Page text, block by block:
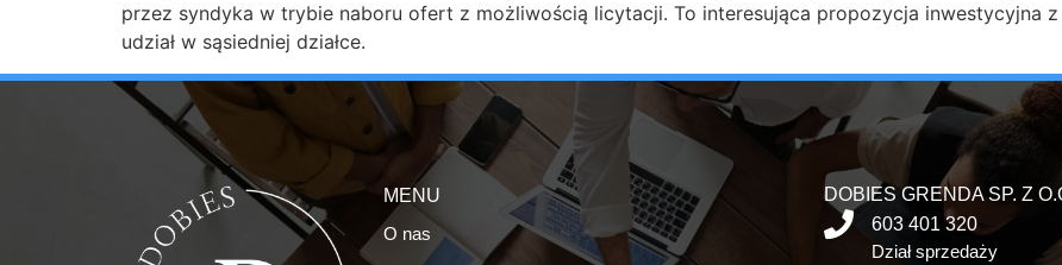
przez syndyka w trybie naboru ofert z możliwością licytacji. To interesująca propozycja inwestycyjna
udział w sąsiedniej działce.
MENU
O nas
DOBIES GRENDA SP. Z
603 401 320
Dział sprzedaży